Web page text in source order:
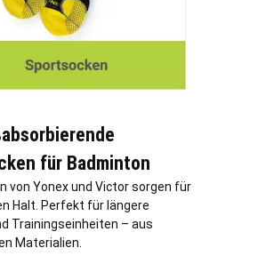
für Badminton
von Yonex und Victor sorgen für
Halt. Perfekt für längere
Trainingseinheiten – aus
Materialien.